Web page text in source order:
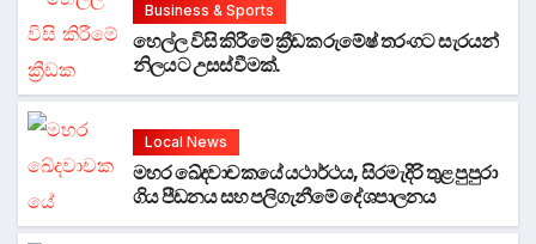
Business & Sports
හෙල්ල විසි කිරීමේ ක්‍රීඩක රුමේෂ් තරංගට සැරයන්
නිලයට උසස්වීමක්.
Local News
මහර ඛේදවාචකයේ යථාර්ථය, සිරමැදිරි තුළ පුපුරා
ගිය පීඩනය සහ පලිගැනීමේ දේශපාලනය